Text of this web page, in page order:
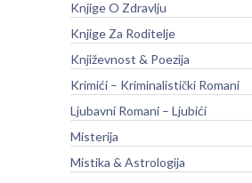
Knjige O Zdravlju
Knjige Za Roditelje
Književnost & Poezija
Krimići – Kriminalistički Romani
Ljubavni Romani – Ljubići
Misterija
Mistika & Astrologija